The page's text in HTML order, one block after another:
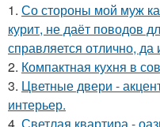
1. Со стороны мой муж
курит, не даёт поводов
справляется отлично, да
2. Компактная кухня в
3. Цветные двери -
интерьер.